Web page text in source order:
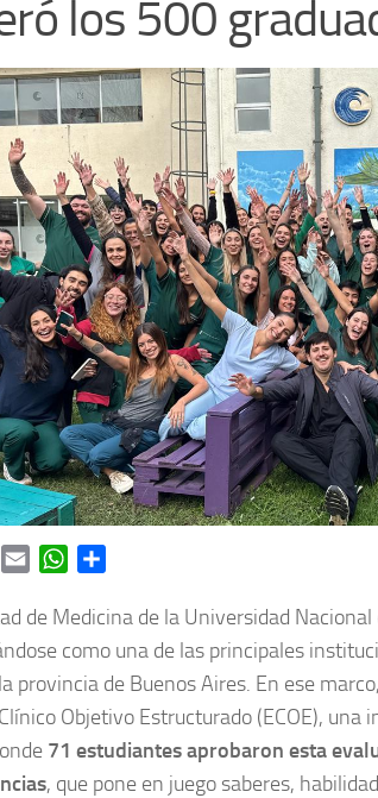
los 500
TwitterEmail WhatsApp
de Medicina de la Universidad
como una de las principales
provincia de Buenos Aires. En ese
Objetivo Estructurado (ECOE),
71 estudiantes aprobaron esta
, que pone en juego saberes,